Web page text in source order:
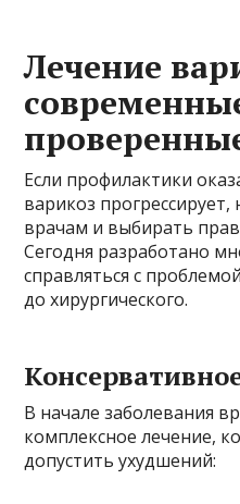
Лечение
Если профилактики
варикоз
врачам и выбирать
Сегодня разработано
справляться с
до хирургического.
В начале заболевания
комплексное лечение,
допустить ухудшений: